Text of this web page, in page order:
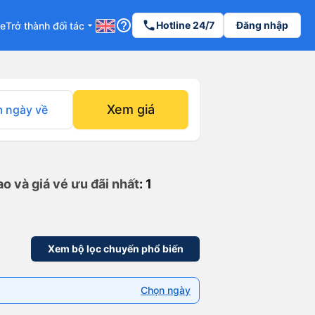
Trở thành đối tác arrow_drop_down help_outline phoneHotline 24/7 Đăng nhập
ngày về Xem giá
và giá vé ưu đãi nhất: 1
Xem bộ lọc chuyến phổ biến
Chọn ngày